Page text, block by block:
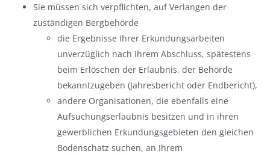
Sie müssen sich verpflichten, auf Verlangen der
zuständigen Bergbehörde
die Ergebnisse Ihrer Erkundungsarbeiten
unverzüglich nach ihrem Abschluss, spätestens
beim Erlöschen der Erlaubnis, der Behörde
bekanntzugeben (Jahresbericht oder Endbericht),
andere Organisationen, die ebenfalls eine
Aufsuchungserlaubnis besitzen und in ihren
gewerblichen Erkundungsgebieten den gleichen
Bodenschatz suchen, an Ihrem